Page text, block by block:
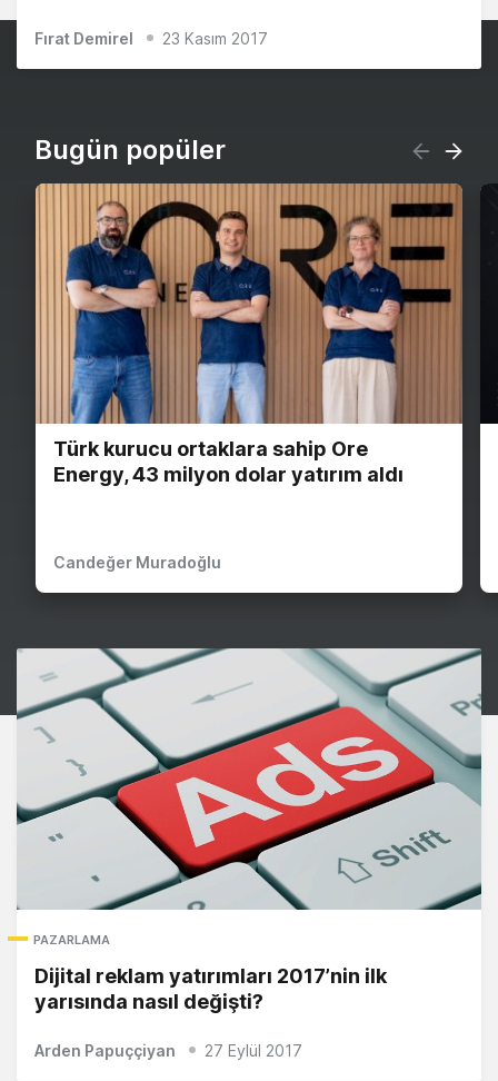
Fırat Demirel 23 Kasım 2017
Bugün popüler
Türk kurucu ortaklara sahip Ore
Energy, 43 milyon dolar yatırım aldı
Candeğer Muradoğlu
PAZARLAMA
Dijital reklam yatırımları 2017’nin ilk
yarısında nasıl değişti?
Arden Papuççiyan 27 Eylül 2017